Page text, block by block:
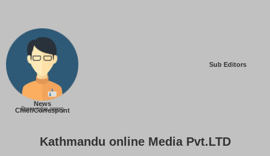
News
Chief/Correspont
बिज्ञान वाईबा (ममता)
Sub Editors
Kathmandu online Media Pvt.LTD